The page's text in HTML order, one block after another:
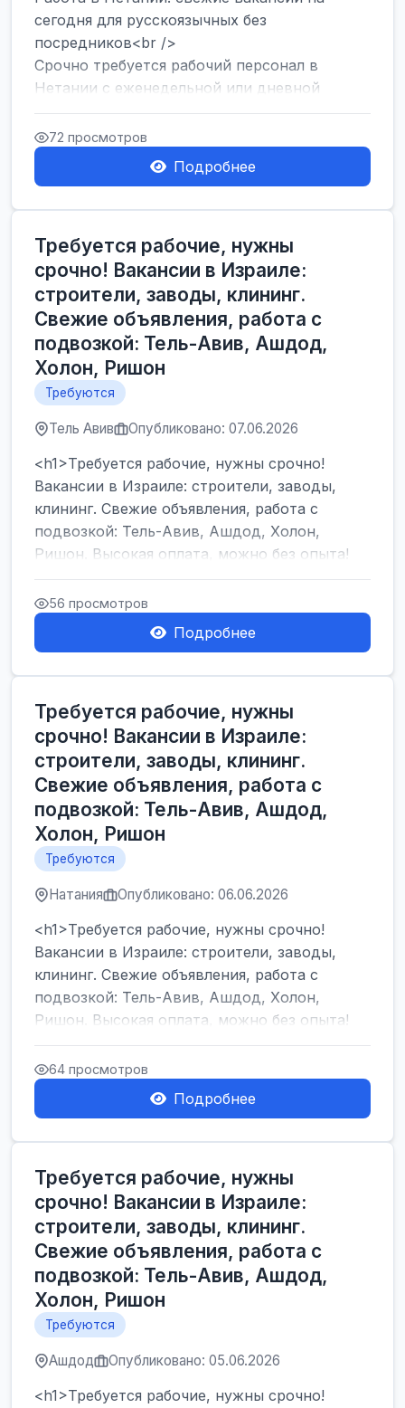
сегодня для русскоязычных без
посредников<br />
Срочно требуется рабочий персонал в
Нетании с еженедельной или дневной
оплатой<br />
Свежие вакансии в Нетании дл...
72 просмотров
Подробнее
Требуется рабочие, нужны
срочно! Вакансии в Израиле:
строители, заводы, клининг.
Свежие объявления, работа с
подвозкой: Тель-Авив, Ашдод,
Холон, Ришон
Требуются
Тель Авив Опубликовано: 07.06.2026
<h1>Требуется рабочие, нужны срочно!
Вакансии в Израиле: строители, заводы,
клининг. Свежие объявления, работа с
подвозкой: Тель-Авив, Ашдод, Холон,
Ришон. Высокая оплата, можно без опыта!
</h1><br />
... 56 просмотров
Подробнее
Требуется рабочие, нужны
срочно! Вакансии в Израиле:
строители, заводы, клининг.
Свежие объявления, работа с
подвозкой: Тель-Авив, Ашдод,
Холон, Ришон
Требуются
Натания Опубликовано: 06.06.2026
<h1>Требуется рабочие, нужны срочно!
Вакансии в Израиле: строители, заводы,
клининг. Свежие объявления, работа с
подвозкой: Тель-Авив, Ашдод, Холон,
Ришон. Высокая оплата, можно без опыта!
</h1><br />
... 64 просмотров
Подробнее
Требуется рабочие, нужны
срочно! Вакансии в Израиле:
строители, заводы, клининг.
Свежие объявления, работа с
подвозкой: Тель-Авив, Ашдод,
Холон, Ришон
Требуются
Ашдод Опубликовано: 05.06.2026
<h1>Требуется рабочие, нужны срочно!